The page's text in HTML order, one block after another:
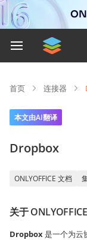
首页 连接器
本文由AI翻译
Dropbox
ONLYOFFICE 文档
关于
Dropbox是一个为云